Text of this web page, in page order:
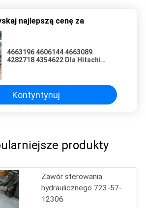
najlepszą cenę za
4663196 4606144 4663089
4282718 4354622 Dla Hitachi
Kontyntynuj
produkty
Zawór sterowania
hydraulicznego 723-57-
12306